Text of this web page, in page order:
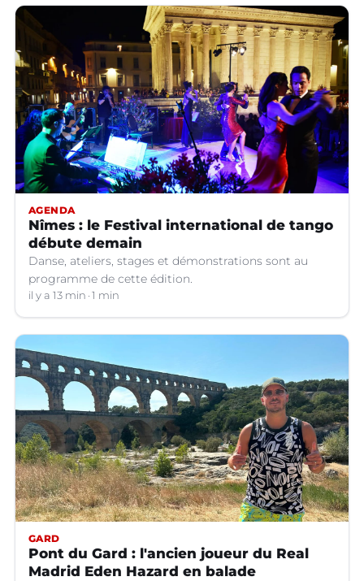
AGENDA
Nîmes : le Festival international de tango
débute demain
Danse, ateliers, stages et démonstrations sont au
programme de cette édition.
il y a 13 min 1 min
GARD
Pont du Gard : l'ancien joueur du Real
Madrid Eden Hazard en balade